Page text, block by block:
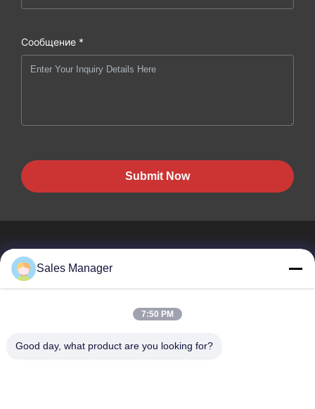
Сообщение *
Submit Now
Вы не только покупаете сталь, Вы но и покупаете любовь,
Быстрые Ссылки
Sales Manager
7:50 PM
Good day, what product are you looking for?